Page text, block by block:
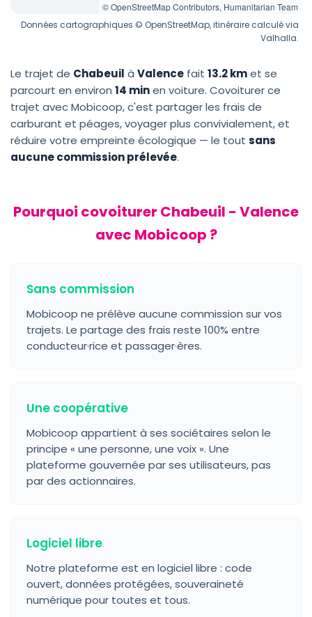
© OpenStreetMap Contributors, Humanitarian Team
Données cartographiques © OpenStreetMap, itinéraire calculé via
Valhalla.
Le trajet de Chabeuil à Valence fait 13.2 kmet se
parcourt en environ 14 minen voiture. Covoiturer ce
trajet avec Mobicoop, c'est partager les frais de
carburant et péages, voyager plus convivialement, et
réduire votre empreinte écologique — le tout sans
aucune commission prélevée.
Pourquoi covoiturer Chabeuil - Valence
avec Mobicoop ?
Sans commission
Mobicoop ne prélève aucune commission sur vos
trajets. Le partage des frais reste 100% entre
conducteur·rice et passager·ères.
Une coopérative
Mobicoop appartient à ses sociétaires selon le
principe « une personne, une voix ». Une
plateforme gouvernée par ses utilisateurs, pas
par des actionnaires.
Logiciel libre
Notre plateforme est en logiciel libre : code
ouvert, données protégées, souveraineté
numérique pour toutes et tous.